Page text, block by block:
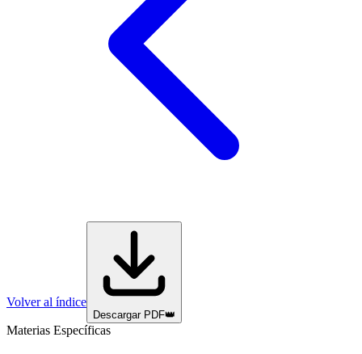
Volver al índice
Descargar PDF👑
Materias Específicas